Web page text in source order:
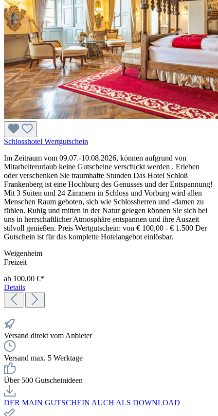
Schlosshotel Wertgutschein
Im Zeitraum vom 09.07.-10.08.2026, können aufgrund von
Mitarbeiterurlaub keine Gutscheine verschickt werden . Erleben
oder verschenken Sie traumhafte Stunden Das Hotel Schloß
Frankenberg ist eine Hochburg des Genusses und der Entspannung!
Mit 3 Suiten und 24 Zimmern in Schloss und Vorburg wird allen
Menschen Raum geboten, sich wie Schlossherren und -damen zu
fühlen. Ruhig und mitten in der Natur gelegen können Sie sich bei
uns in herrschaftlicher Atmosphäre entspannen und ihre Auszeit
stilvoll genießen. Preis Wertgutschein: von € 100,00 - € 1.500 Der
Gutschein ist für das komplette Hotelangebot einlösbar.
Weigenheim
Freizeit
ab 100,00 €*
Details
Versand direkt vom Anbieter
Versand max. 5 Werktage
Über 500 Gutscheinideen
DER MAIN GUTSCHEIN AUCH ALS DOWNLOAD